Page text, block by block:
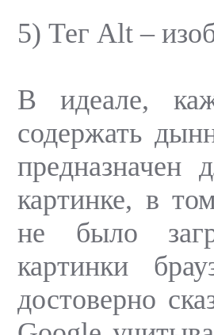
5) Тег Alt –
В идеале,
содержать
предназначен
картинке, в
не было
картинки
достоверно